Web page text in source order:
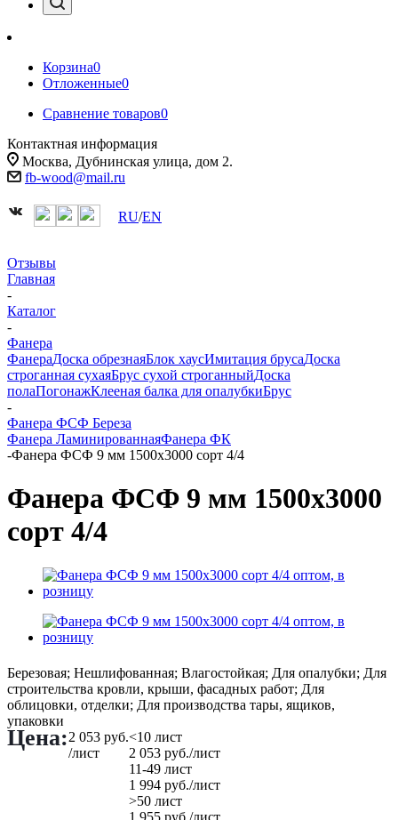
Корзина0
Отложенные0
Сравнение товаров0
Контактная информация
Москва, Дубнинская улица, дом 2.
fb-wood@mail.ru
RU/EN
Отзывы
Главная
-
Каталог
-
Фанера
ФанераДоска обрезнаяБлок хаусИмитация брусаДоска
строганная сухаяБрус сухой строганныйДоска
полаПогонажКлееная балка для опалубкиБрус
-
Фанера ФСФ Береза
Фанера ЛаминированнаяФанера ФК
-Фанера ФСФ 9 мм 1500х3000 сорт 4/4
Фанера ФСФ 9 мм 1500х3000
сорт 4/4
Березовая; Нешлифованная; Влагостойкая; Для опалубки; Для
строительства кровли, крыши, фасадных работ; Для
облицовки, отделки; Для производства тары, ящиков,
упаковки
Цена:2 053 руб.
/лист
<10 лист
2 053 руб./лист
11-49 лист
1 994 руб./лист
>50 лист
1 955 руб./лист